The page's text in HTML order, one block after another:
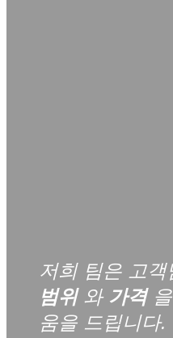
저희 팀은 고
범위와 가격을
움을 드립니다.